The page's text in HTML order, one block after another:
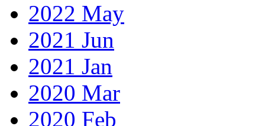
2022 May
2021 Jun
2021 Jan
2020 Mar
2020 Feb